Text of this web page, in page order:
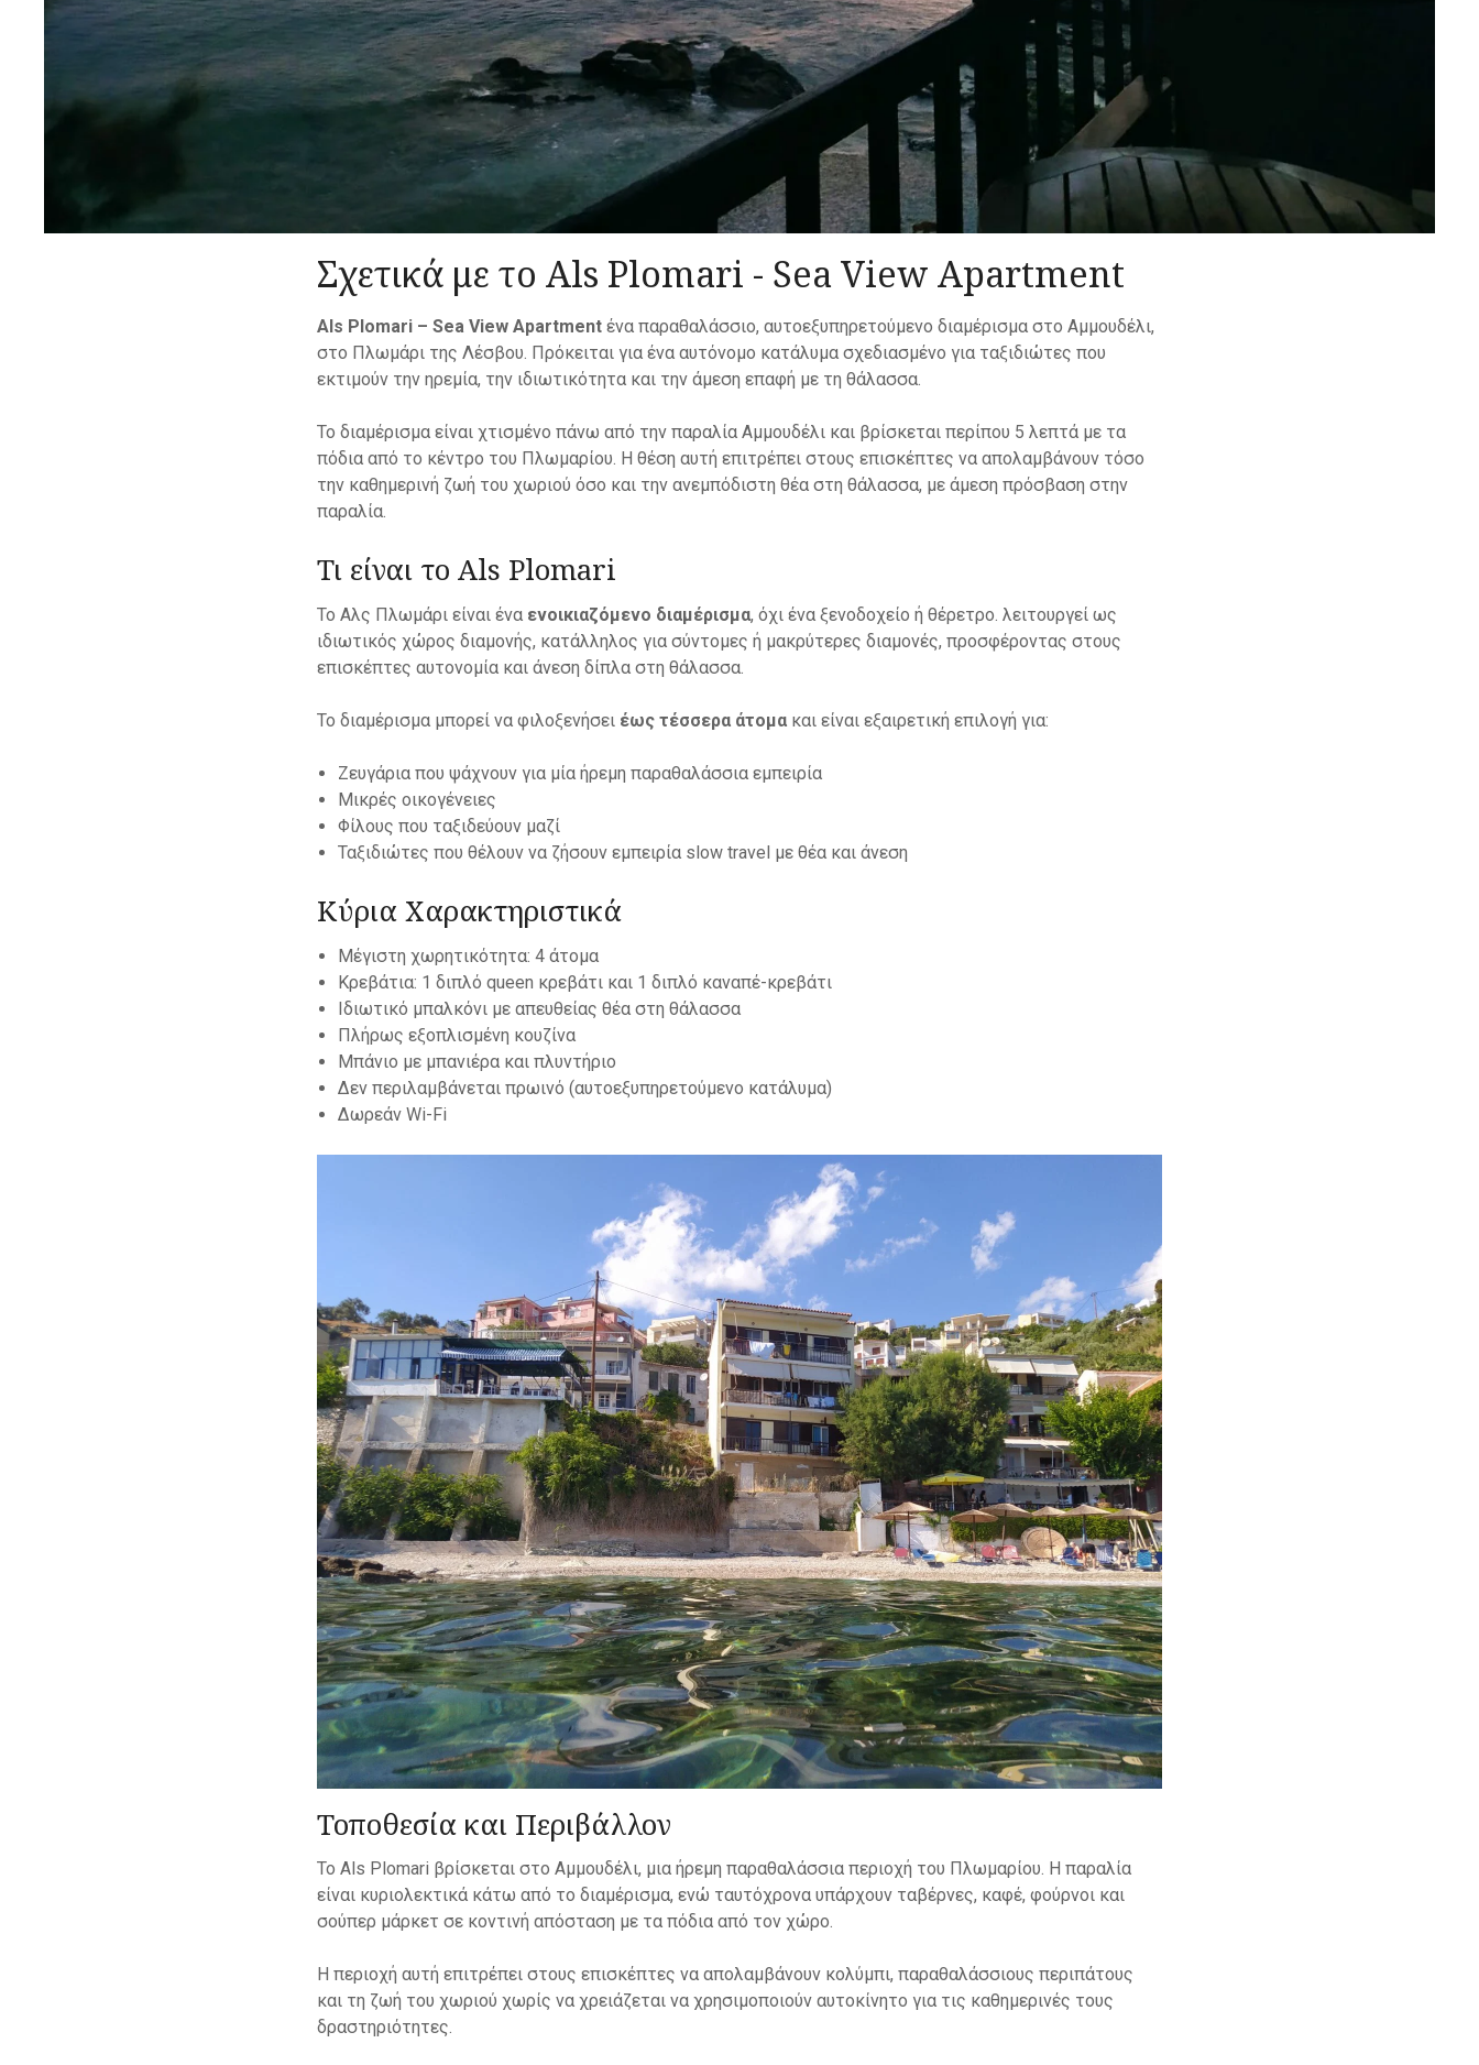
Σχετικά με το Als Plomari - Sea View Apartment
Als Plomari – Sea View Apartment ένα παραθαλάσσιο, αυτοεξυπηρετούμενο διαμέρισμα στο Αμμουδέλι,
στο Πλωμάρι της Λέσβου. Πρόκειται για ένα αυτόνομο κατάλυμα σχεδιασμένο για ταξιδιώτες που
εκτιμούν την ηρεμία, την ιδιωτικότητα και την άμεση επαφή με τη θάλασσα.
Το διαμέρισμα είναι χτισμένο πάνω από την παραλία Αμμουδέλι και βρίσκεται περίπου 5 λεπτά με τα
πόδια από το κέντρο του Πλωμαρίου. Η θέση αυτή επιτρέπει στους επισκέπτες να απολαμβάνουν τόσο
την καθημερινή ζωή του χωριού όσο και την ανεμπόδιστη θέα στη θάλασσα, με άμεση πρόσβαση στην
παραλία.
Τι είναι το Als Plomari
To Αλς Πλωμάρι είναι ένα ενοικιαζόμενο διαμέρισμα, όχι ένα ξενοδοχείο ή θέρετρο. λειτουργεί ως
ιδιωτικός χώρος διαμονής, κατάλληλος για σύντομες ή μακρύτερες διαμονές, προσφέροντας στους
επισκέπτες αυτονομία και άνεση δίπλα στη θάλασσα.
Το διαμέρισμα μπορεί να φιλοξενήσει έως τέσσερα άτομα και είναι εξαιρετική επιλογή για:
Ζευγάρια που ψάχνουν για μία ήρεμη παραθαλάσσια εμπειρία
Μικρές οικογένειες
Φίλους που ταξιδεύουν μαζί
Ταξιδιώτες που θέλουν να ζήσουν εμπειρία slow travel με θέα και άνεση
Κύρια Χαρακτηριστικά
Μέγιστη χωρητικότητα: 4 άτομα
Κρεβάτια: 1 διπλό queen κρεβάτι και 1 διπλό καναπέ-κρεβάτι
Ιδιωτικό μπαλκόνι με απευθείας θέα στη θάλασσα
Πλήρως εξοπλισμένη κουζίνα
Μπάνιο με μπανιέρα και πλυντήριο
Δεν περιλαμβάνεται πρωινό (αυτοεξυπηρετούμενο κατάλυμα)
Δωρεάν Wi-Fi
Τοποθεσία και Περιβάλλον
Το Als Plomari βρίσκεται στο Αμμουδέλι, μια ήρεμη παραθαλάσσια περιοχή του Πλωμαρίου. Η παραλία
είναι κυριολεκτικά κάτω από το διαμέρισμα, ενώ ταυτόχρονα υπάρχουν ταβέρνες, καφέ, φούρνοι και
σούπερ μάρκετ σε κοντινή απόσταση με τα πόδια από τον χώρο.
Η περιοχή αυτή επιτρέπει στους επισκέπτες να απολαμβάνουν κολύμπι, παραθαλάσσιους περιπάτους
και τη ζωή του χωριού χωρίς να χρειάζεται να χρησιμοποιούν αυτοκίνητο για τις καθημερινές τους
δραστηριότητες.